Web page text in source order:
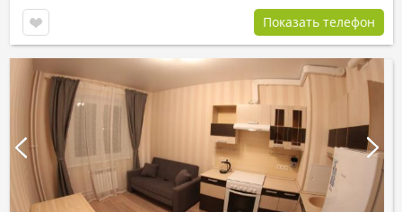
Показать телефон